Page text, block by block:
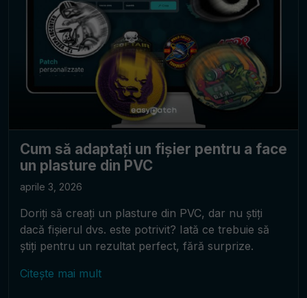
Cum să adaptați un fișier pentru a face
un plasture din PVC
aprile 3, 2026
Doriți să creați un plasture din PVC, dar nu știți
dacă fișierul dvs. este potrivit? Iată ce trebuie să
știți pentru un rezultat perfect, fără surprize.
Citește mai mult